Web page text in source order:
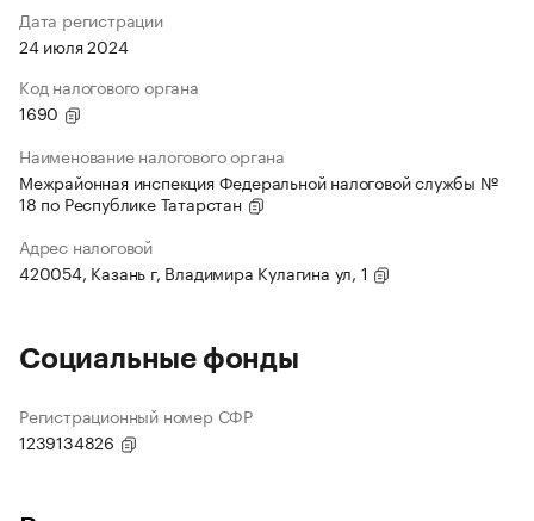
Дата регистрации
24 июля 2024
Код налогового органа
1690
Наименование налогового органа
Межрайонная инспекция Федеральной налоговой службы №
18 по Республике Татарстан
Адрес налоговой
420054, Казань г, Владимира Кулагина ул, 1
Социальные фонды
Регистрационный номер СФР
1239134826